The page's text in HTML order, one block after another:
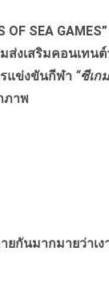
OF SEA
สริมคอนเทนต์
แข่งขันกีฬา “ซีเก
ภาพ
นมากมายว่าเง